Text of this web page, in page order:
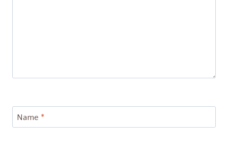
Name *